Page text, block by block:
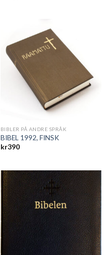
BIBLER PÅ ANDRE SPRÅK
BIBEL 1992, FINSK
kr390